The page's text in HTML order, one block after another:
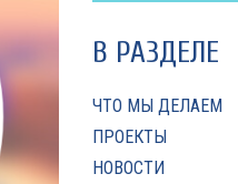
В РАЗДЕЛЕ
ЧТО МЫ ДЕЛАЕМ
ПРОЕКТЫ
НОВОСТИ